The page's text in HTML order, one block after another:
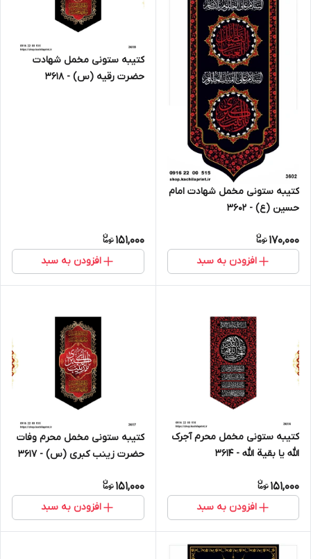
کتیبه ستونی مخمل شهادت امام
حسین (ع) - 3602
170,000
افزودن به سبد
کتیبه ستونی مخمل شهادت
حضرت رقیه (س) - 3618
151,000
افزودن به سبد
کتیبه ستونی مخمل محرم آجرک
الله یا بقیة الله - 3614
151,000
افزودن به سبد
کتیبه ستونی مخمل محرم وفات
حضرت زینب کبری (س) - 3617
151,000
افزودن به سبد